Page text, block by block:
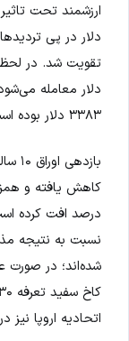
ارزشمند تحت
دلار در پی
دلار معامله
۳۳۸۳ دلار بوده است.
کاهش یافته و
درصد افت کرده
نسبت به نتیجه
شده‌اند؛ در صورت
اتحادیه اروپا